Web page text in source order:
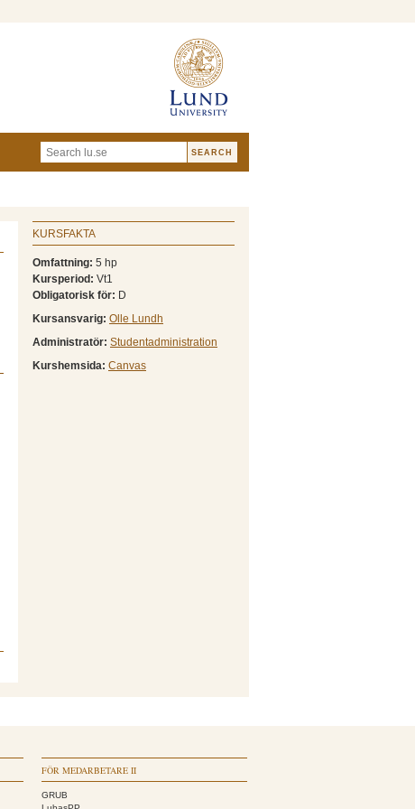
KURSFAKTA
Omfattning: 5 hp
Kursperiod: Vt1
Obligatorisk för: D
Kursansvarig: Olle Lundh
Administratör: Studentadministration
Kurshemsida: Canvas
FÖR MEDARBETARE II
GRUB